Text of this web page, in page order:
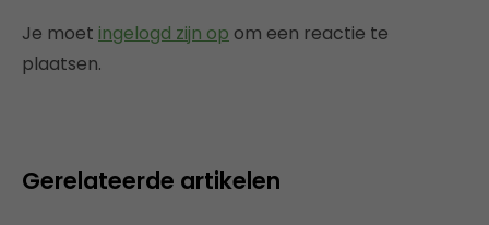
Je moet ingelogd zijn op om een reactie te
plaatsen.
Gerelateerde artikelen